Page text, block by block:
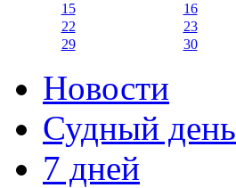
15
16
22
23
29
30
Новости
Судный день
7 дней